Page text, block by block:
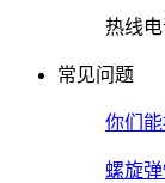
热线电
常见问题
你们
螺旋